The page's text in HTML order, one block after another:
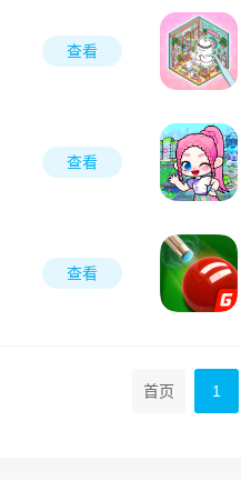
查看
查看
查看
首页 1